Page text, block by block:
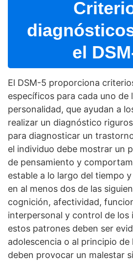
el
El DSM-5 proporciona
especí­ficos para cada uno
personalidad, que ayudan a
realizar un diagnóstico
para diagnosticar un
el individuo debe mostrar un
de pensamiento y
estable a lo largo del tiempo
en al menos dos de las
cognición, afectividad,
interpersonal y control de los
estos patrones deben ser
adolescencia o al principio de
deben provocar un malestar